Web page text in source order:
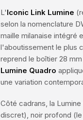
L'Iconic Link Lumine
selon la nomenclature
maille milanaise
l'aboutissement le plus
reprend le boîtier 28
Lumine Quadro
une variation
Côté cadrans, la
discret), noir profond